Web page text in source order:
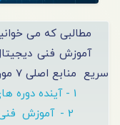
مطالبی که می
آموزش فنی
سریع منابع اصلی 7 مورد
2 - آموزش